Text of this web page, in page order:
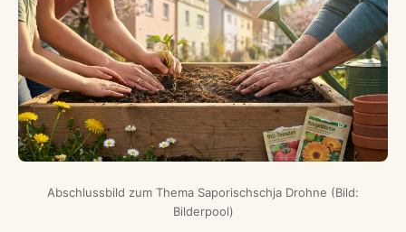
Abschlussbild zum Thema Saporischschja Drohne (Bild:
Bilderpool)